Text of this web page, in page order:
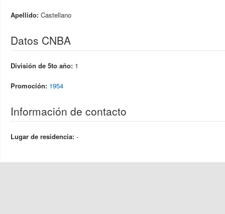
Apellido: Castellano
Datos CNBA
División de 5to año: 1
Promoción: 1954
Información de contacto
Lugar de residencia: -